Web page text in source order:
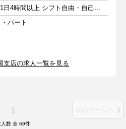
週2日以上 1日4時間以上 シフト自由・自己申告
パート
支店の求人一覧を見る
1 次のページへ
人数 全 69件